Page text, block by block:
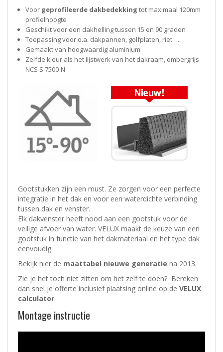
Voor geprofileerde dakbedekking tot maximaal 120mm
profielhoogte
Geschikt voor een dakhelling tussen 15 en 90 graden
Toepassing voor o.a. dakpannen, golfplaten, riet…..
Gemaakt van hoogwaardig aluminium
Zelfde kleur als het lijstwerk van het dakraam, ombergrijs
NCS S 7500-N
Gootstukken zijn een must. Ze zorgen voor een perfecte
integratie in het dak en voor een waterdichte verbinding
tussen dak en venster.
Elk dakvenster heeft nood aan een gootstuk voor de
veilige afvoer van water. VELUX maakt de keuze van een
gootstuk in functie van het dakmateriaal en het type dak
eenvoudig.
Bekijk hier de maattabel nieuwe generatie na 2013.
Zie je het toch niet zitten om het zelf te doen? Bereken
dan snel je offerte inclusief plaatsing online op de VELUX
calculator.
Montage instructie